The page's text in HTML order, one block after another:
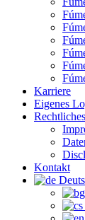
Karriere
Eigenes
Rechtliches
Kontakt